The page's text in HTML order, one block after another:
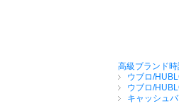
高級ブランド
ウブロ/
ウブロ/
キャッシュ